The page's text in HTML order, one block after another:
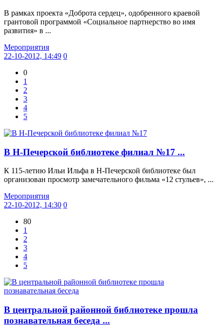
В рамках проекта «Доброта сердец», одобренного краевой
грантовой программой «Социальное партнерство во имя
развития» в ...
Мероприятия
22-10-2012, 14:49 0
0
1
2
3
4
5
В Н-Печерской библиотеке филиал №17 ...
К 115-летию Ильи Ильфа в Н-Печерской библиотеке был
организован просмотр замечательного фильма «12 стульев», ...
Мероприятия
22-10-2012, 14:30 0
80
1
2
3
4
5
В центральной районной библиотеке прошла
познавательная беседа ...